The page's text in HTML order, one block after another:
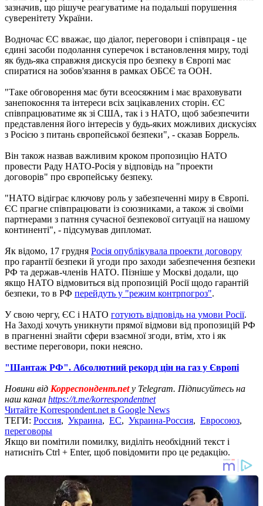
зазначив, що рішуче реагуватиме на подальші порушення
суверенітету України.
Водночас ЄС вважає, що діалог, переговори і співпраця - це
єдині засоби подолання суперечок і встановлення миру, тоді
як будь-яка справжня дискусія про безпеку в Європі має
спиратися на зобов'язання в рамках ОБСЄ та ООН.
"Таке обговорення має бути всеосяжним і має враховувати
занепокоєння та інтереси всіх зацікавлених сторін. ЄС
співпрацюватиме як зі США, так і з НАТО, щоб забезпечити
представлення його інтересів у будь-яких можливих дискусіях
з Росією з питань європейської безпеки", - сказав Боррель.
Він також назвав важливим кроком пропозицію НАТО
провести Раду НАТО-Росія у відповідь на "проекти
договорів" про європейську безпеку.
"НАТО відіграє ключову роль у забезпеченні миру в Європі.
ЄС прагне співпрацювати із союзниками, а також зі своїми
партнерами з патння сучасної безпекової ситуації на нашому
континенті", - підсумував дипломат.
Як відомо, 17 грудня Росія опублікувала проекти договору
про гарантії безпеки й угоди про заходи забезпечення безпеки
РФ та держав-членів НАТО. Пізніше у Москві додали, що
якщо НАТО відмовиться від пропозицій Росії щодо гарантій
безпеки, то в РФ перейдуть у "режим контрпогроз".
У свою чергу, ЄС і НАТО готують відповідь на умови Росії.
На Заході хочуть уникнути прямої відмови від пропозицій РФ
в прагненні знайти сфери взаємної згоди, втім, хто і як
вестиме переговори, поки неясно.
"Шантаж РФ". Абсолютний рекорд цін на газ у Європі
Новини від Корреспондент.netу Telegram. Підписуйтесь на
наш канал https://t.me/korrespondentnet
Читайте Korrespondent.net в Google News
ТЕГИ: Россия, Украина, ЕС, Украина-Россия, Евросоюз,
переговоры
Якщо ви помітили помилку, виділіть необхідний текст і
натисніть Ctrl + Enter, щоб повідомити про це редакцію.